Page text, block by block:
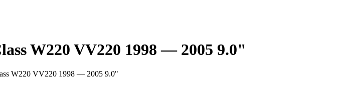
W220 VV220 1998 — 2005 9.0"
W220 VV220 1998 — 2005 9.0"